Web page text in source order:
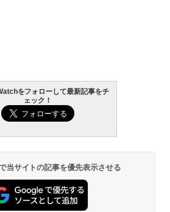
をフォローして最新記事をチ
ェック！
当サイトの記事を優先表示させる